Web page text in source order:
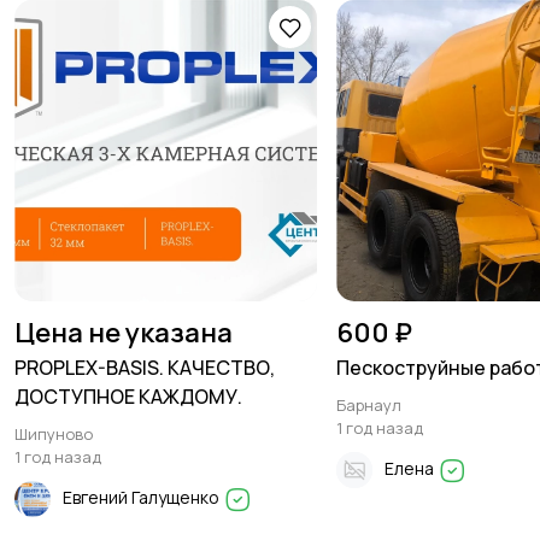
Цена не указана
PROPLEX-BASIS. КАЧЕСТВО,
ДОСТУПНОЕ КАЖДОМУ.
Шипуново
1 год назад
Евгений Галущенко
600 ₽
Пескоструйные
Барнаул
1 год назад
Елена